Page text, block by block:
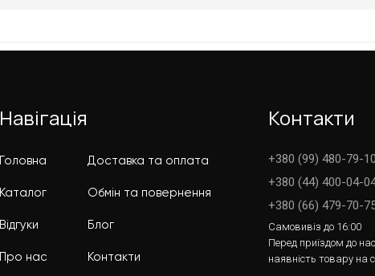
Навігація
Головна
Каталог
Відгуки
Про нас
Доставка та оплата
Обмін та повернення
Блог
Контакти
Контакти
+380 (99) 480-79-
+380 (44) 400-04-
+380 (66) 479-70-
Самовивіз до 16:00
Перед приїздом до
наявність товару на